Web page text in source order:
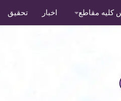
کلیه مقاطع اخبار تحقیق